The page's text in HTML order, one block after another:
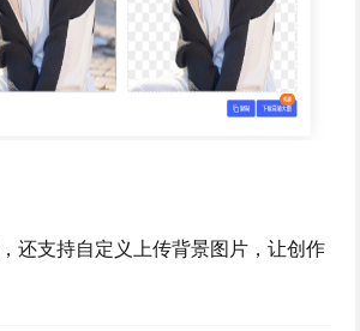
，还支持自定义上传背景图片，让创作